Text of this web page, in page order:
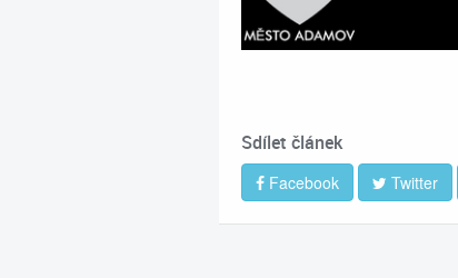
Sdílet článek
Facebook Twitter